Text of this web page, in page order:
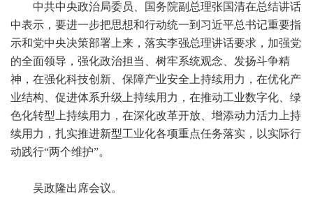
中共中央政治局委员、国务院副总理张国清在总结讲话
中表示，要进一步把思想和行动统一到习近平总书记重要指
示和党中央决策部署上来，落实李强总理讲话要求，加强党
的全面领导，强化政治担当、树牢系统观念、发扬斗争精
神，在强化科技创新、保障产业安全上持续用力，在优化产
业结构、促进体系升级上持续用力，在推动工业数字化、绿
色化转型上持续用力，在深化改革开放、增添动力活力上持
续用力，扎实推进新型工业化各项重点任务落实，以实际行
动践行“两个维护”。
吴政隆出席会议。